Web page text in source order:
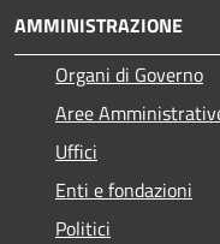
AMMINISTRAZIONE
Organi di Governo
Aree
Uffici
Enti e fondazioni
Politici